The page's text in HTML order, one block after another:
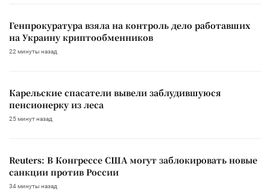
Генпрокуратура взяла на контроль дело работавших
на Украину криптообменников
22 минуты назад
Карельские спасатели вывели заблудившуюся
пенсионерку из леса
25 минут назад
Reuters: В Конгрессе США могут заблокировать новые
санкции против России
34 минуты назад